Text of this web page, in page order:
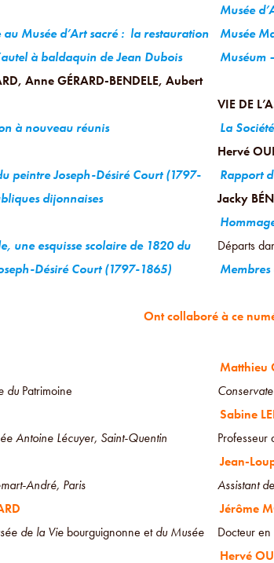
Musée d’Art sacré : la restauration
à baldaquin de Jean Dubois
Anne GÉRARD-BENDELE, Aubert
à nouveau réunis
peintre Joseph-Désiré Court (1797-
dijonnaises
une esquisse scolaire de 1820 du
Désiré Court (1797-1865)
Musée
Musée
Muséum
VIE DE
La Société
Hervé
Rapport
Jacky
Départs
Membres
Ont collaboré à ce
duPatrimoine
Antoine Lécuyer, Saint-Quentin
André, Paris
de la Vie bourguignonne etdu Musée
Matthieu
Sabine
Professeur
Jean-
Assistant de
Jérôme
Docteur en
Hervé